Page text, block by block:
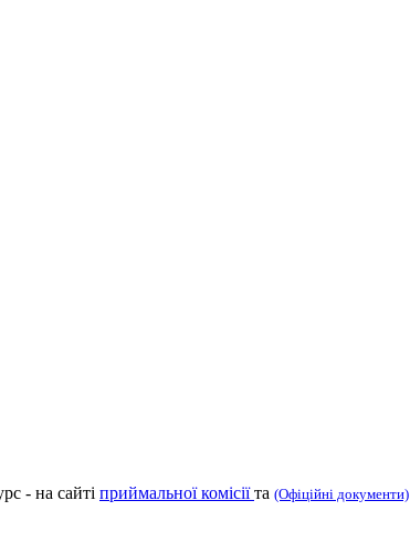
- на сайті приймальної комісіїта (Офіційні документи)